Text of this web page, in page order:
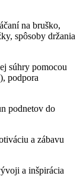
na bruško,
spôsoby držania
súhry pomocou
podpora
podnetov do
a zábavu
a inšpirácia